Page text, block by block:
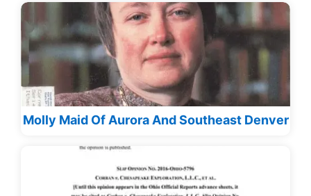
Molly Maid Of Aurora And Southeast Denver